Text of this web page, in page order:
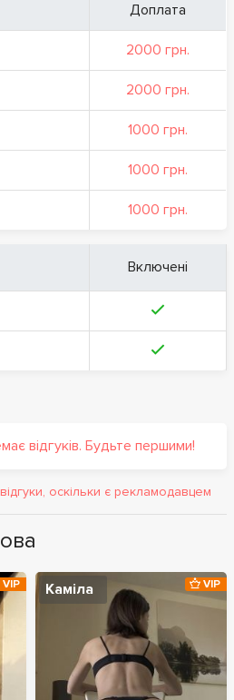
Доплата
2000 грн.
2000 грн.
1000 грн.
1000 грн.
1000 грн.
Включені
відгуків. Будьте першими!
оскільки є рекламодавцем
VIP Каміла VIP